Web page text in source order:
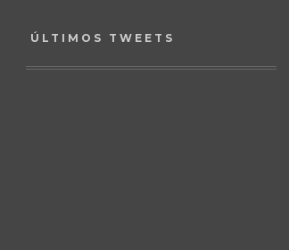
ÚLTIMOS TWEETS